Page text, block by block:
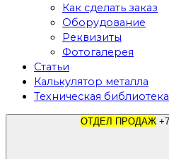
Как сделать заказ
Оборудование
Реквизиты
Фотогалерея
Статьи
Калькулятор металла
Техническая библиотека
ОТДЕЛ ПРОДАЖ